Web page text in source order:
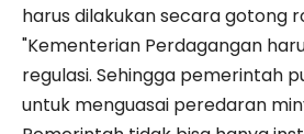
harus dilakukan secara gotong
"Kementerian Perdagangan
regulasi. Sehingga pemerintah
untuk menguasai peredaran